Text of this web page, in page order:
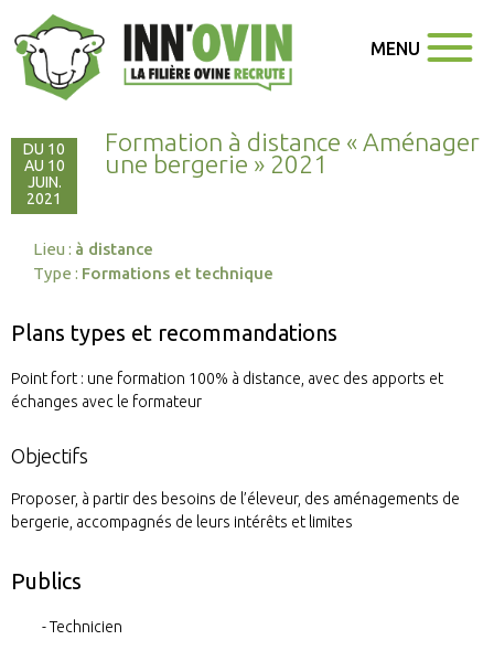
MENU
DU 10
AU 10
JUIN.
2021
Formation à distance « Aménager
une bergerie » 2021
Lieu : à distance
Type : Formations et technique
Plans types et recommandations
Point fort : une formation 100% à distance, avec des apports et
échanges avec le formateur
Objectifs
Proposer, à partir des besoins de l’éleveur, des aménagements de
bergerie, accompagnés de leurs intérêts et limites
Publics
Technicien